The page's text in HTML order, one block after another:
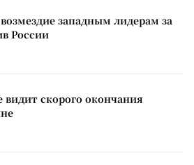
западным лидерам за
России
видит скорого окончания